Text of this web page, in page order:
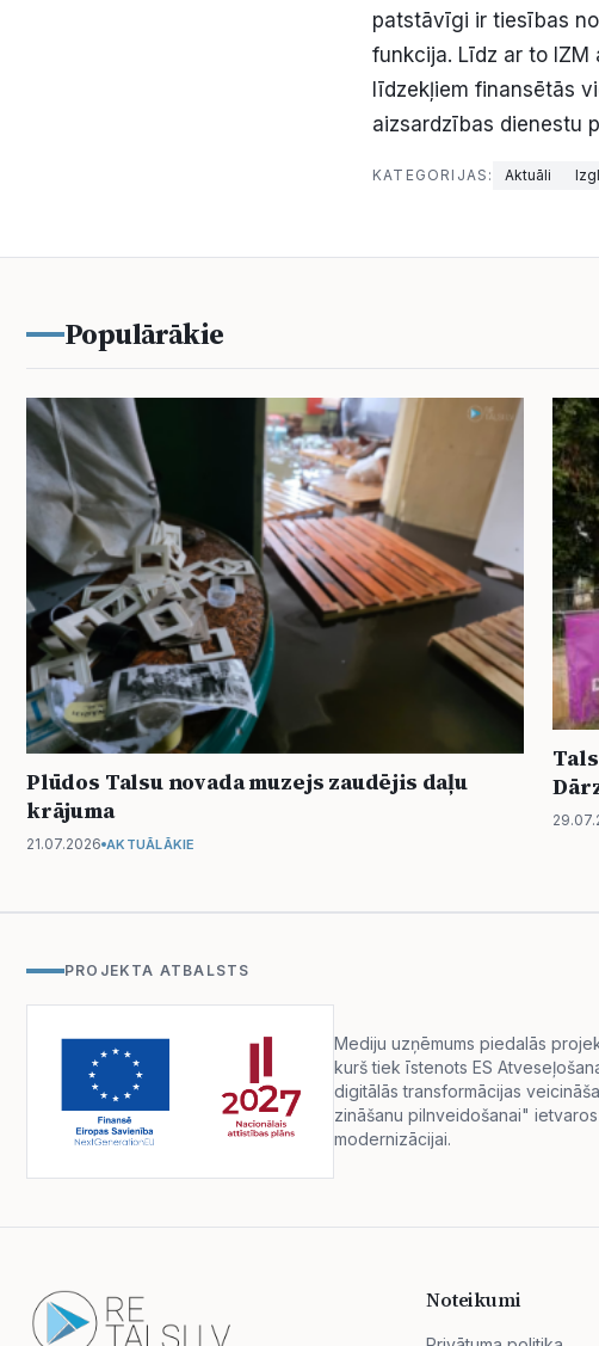
patstāvīgi ir tiesības
funkcija. Līdz ar to
līdzekļiem finansētās
aizsardzības dienestu
KATEGORIJAS: Aktuāli
Populārākie
Plūdos Talsu novada muzejs zaudējis daļu
krājuma
21.07.2026 AKTUĀLĀKIE
PROJEKTA ATBALSTS
Mediju uzņēmums piedalās
kurš tiek īstenots ES
digitālās transformācijas
zināšanu pilnveidošanai"
modernizācijai.
Noteikumi